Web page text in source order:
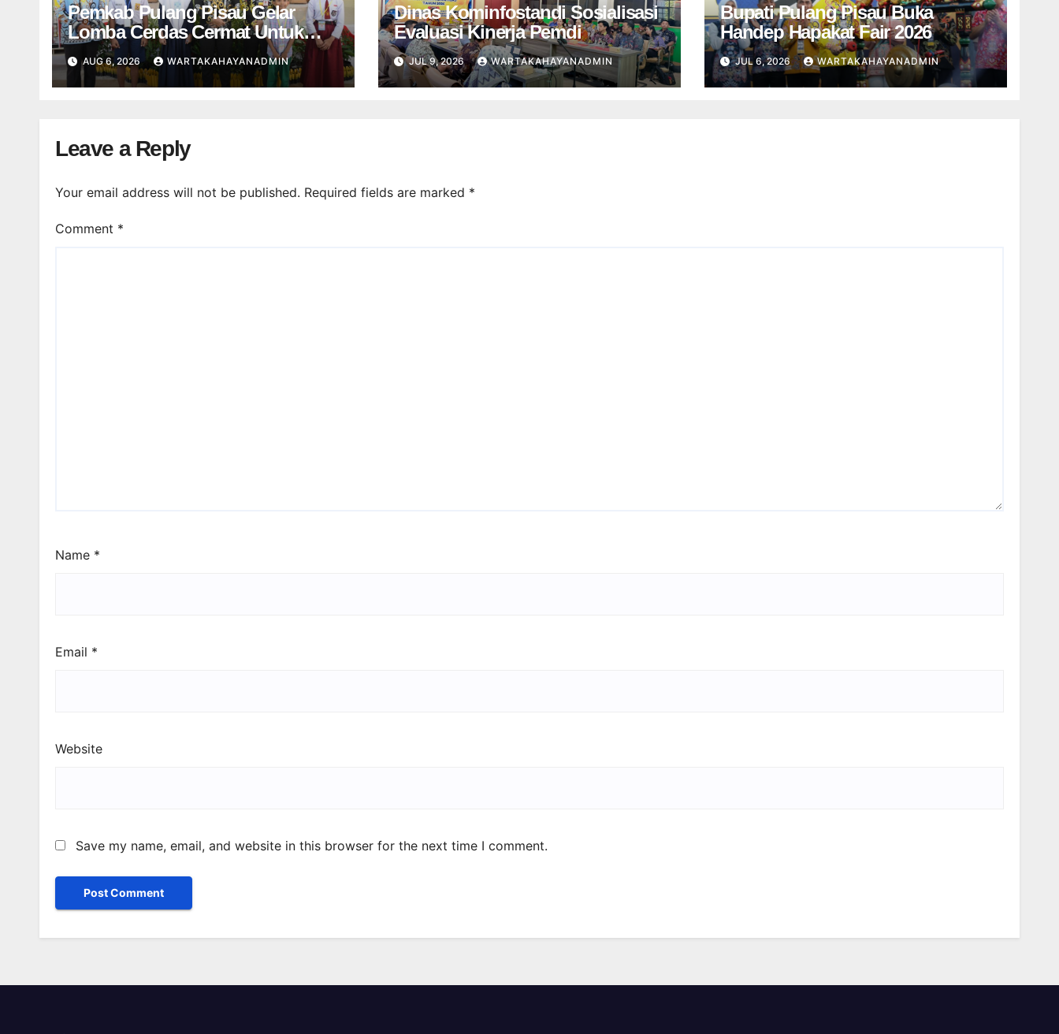
Pemkab Pulang Pisau Gelar
Lomba Cerdas Cermat Untuk
Pelajar
AUG 6, 2026 WARTAKAHAYANADMIN
Dinas Kominfostandi Sosialisasi
Evaluasi Kinerja Pemdi
JUL 9, 2026 WARTAKAHAYANADMIN
Bupati Pulang Pisau Buka
Handep Hapakat Fair 2026
JUL 6, 2026 WARTAKAHAYANADMIN
Leave a Reply
Your email address will not be published. Required fields are marked *
Comment *
Name *
Email *
Website
Save my name, email, and website in this browser for the next time I comment.